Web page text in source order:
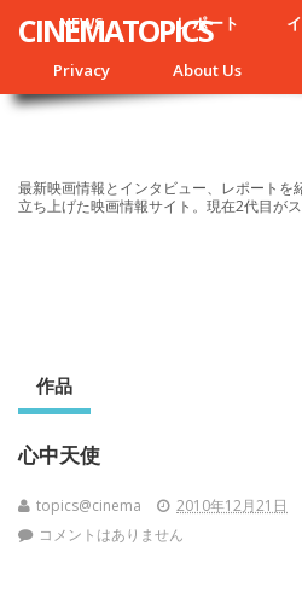
NEWS レポート
Privacy About Us
CINEMATOPICS
最新映画情報とインタビュー、レポートを
立ち上げた映画情報サイト。現在2代目が
作品
心中天使
topics@cinema 2010年12月21日
コメントはありません